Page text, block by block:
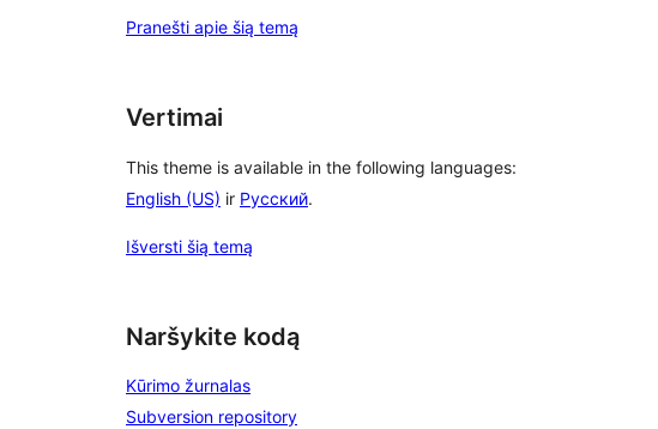
Pranešti apie šią temą
Vertimai
This theme is available in the following languages:
English (US) ir Русский.
Išversti šią temą
Naršykite kodą
Kūrimo žurnalas
Subversion repository